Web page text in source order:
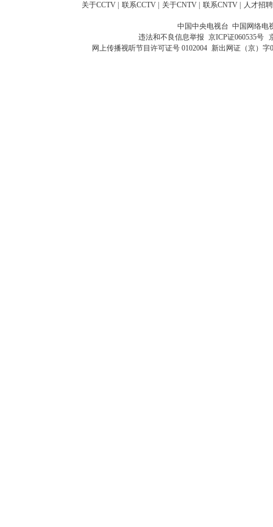
关于CCTV 联系CCTV 关于CNTV 联系CNTV 人才招聘
中国中央电视台 中国网络电
违法和不良信息举报 京ICP证060535号
网上传播视听节目许可证号 0102004 新出网证（京）